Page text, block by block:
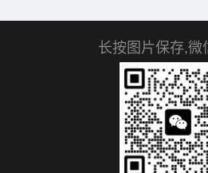
长按图片保存,微